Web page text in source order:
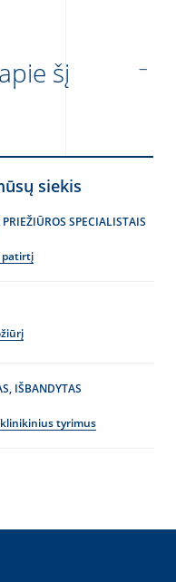
šį
siekis
SPECIALISTAIS
patirtį
IŠBANDYTAS
tyrimus